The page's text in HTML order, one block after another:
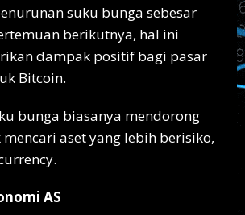
suku bunga sebesar
berikutnya, hal ini
dampak positif bagi pasar
Bitcoin.
bunga biasanya mendorong
aset yang lebih berisiko,
AS